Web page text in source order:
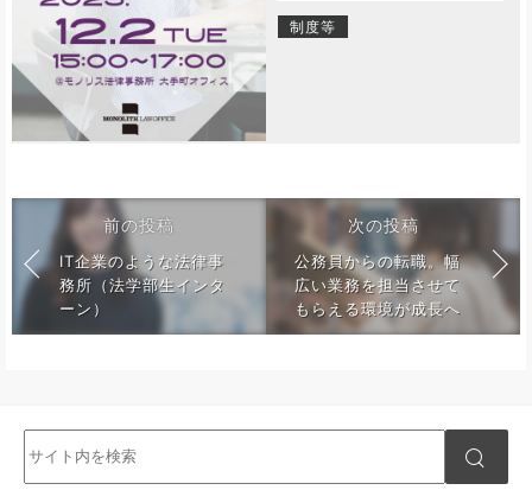
制度等
前の投稿
IT企業のような法律事
務所（法学部生インタ
ーン）
次の投稿
公務員からの転職。幅
広い業務を担当させて
もらえる環境が成長へ